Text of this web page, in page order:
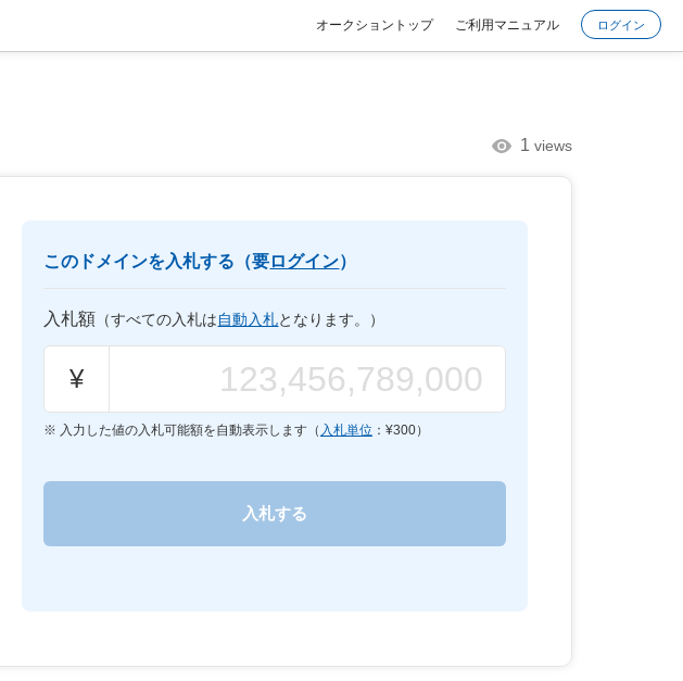
オークショントップ ご利用マニュアル ログイン
1 views
このドメインを入札する（要ログイン）
入札額 （すべての入札は自動入札となります。）
¥
入力した値の入札可能額を自動表示します（ 入札単位 ：¥300）